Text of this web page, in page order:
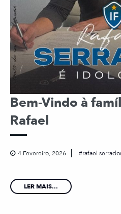
Bem-Vindo à
Rafael
4 Fevereiro, 2026 rafael
LER MAIS...